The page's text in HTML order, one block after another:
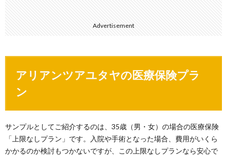
Advertisement
アリアンツアユタヤの医療保険プラ
ン
サンプルとしてご紹介するのは、35歳（男・女）の場合の医療保険
「上限なしプラン」です。入院や手術となった場合、費用がいくら
かかるのか検討もつかないですが、この上限なしプランなら安心で